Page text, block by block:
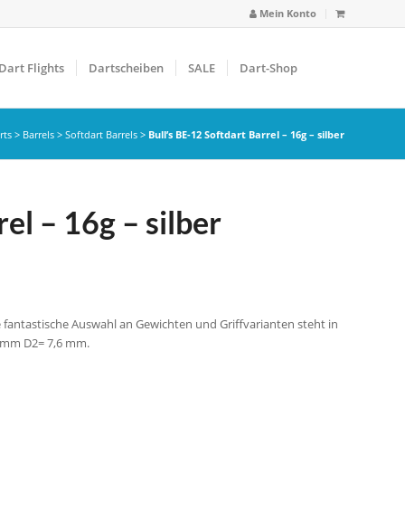
Mein Konto
Dart Flights Dartscheiben SALE Dart-Shop
> Barrels > Softdart Barrels > Bull’s BE-12 Softdart Barrel – 16g – silber
– 16g – silber
fantastische Auswahl an Gewichten und Griffvarianten steht in
D2= 7,6 mm.